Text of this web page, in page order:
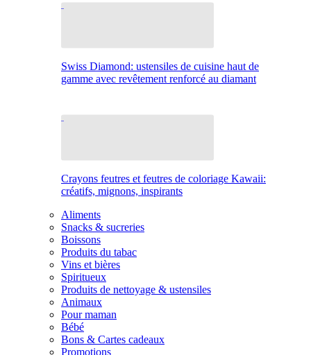
Swiss Diamond: ustensiles de cuisine haut de
gamme avec revêtement renforcé au diamant
Crayons feutres et feutres de coloriage Kawaii:
créatifs, mignons, inspirants
Aliments
Snacks & sucreries
Boissons
Produits du tabac
Vins et bières
Spiritueux
Produits de nettoyage & ustensiles
Animaux
Pour maman
Bébé
Bons & Cartes cadeaux
Promotions